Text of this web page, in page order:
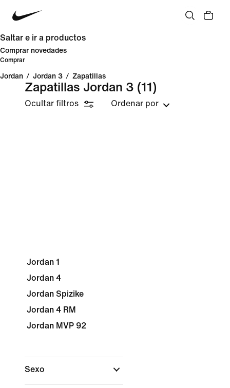
Saltar e ir a productos
Comprar novedades
Comprar
Jordan / Jordan 3 / Zapatillas
Zapatillas Jordan 3 (11)
Ocultar filtros Ordenar por
Jordan 1
Jordan 4
Jordan Spizike
Jordan 4 RM
Jordan MVP 92
Sexo